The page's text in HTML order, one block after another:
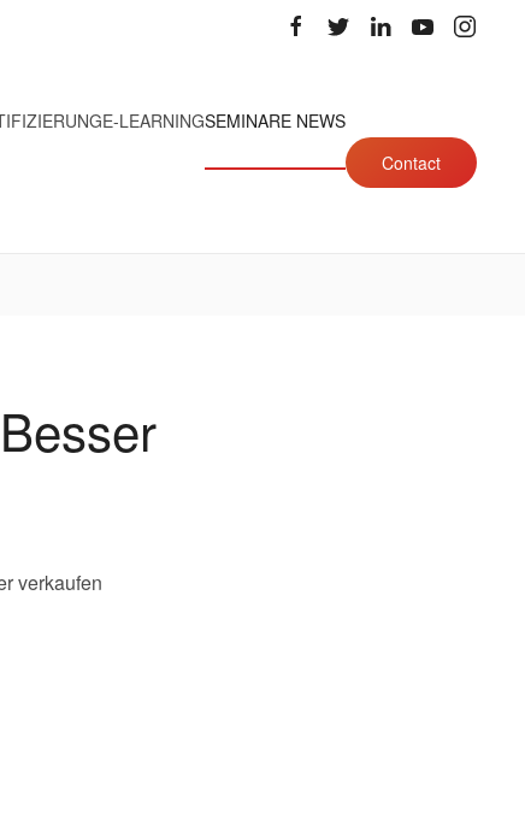
E-LEARNINGSEMINARE NEWS
Contact
verkaufen